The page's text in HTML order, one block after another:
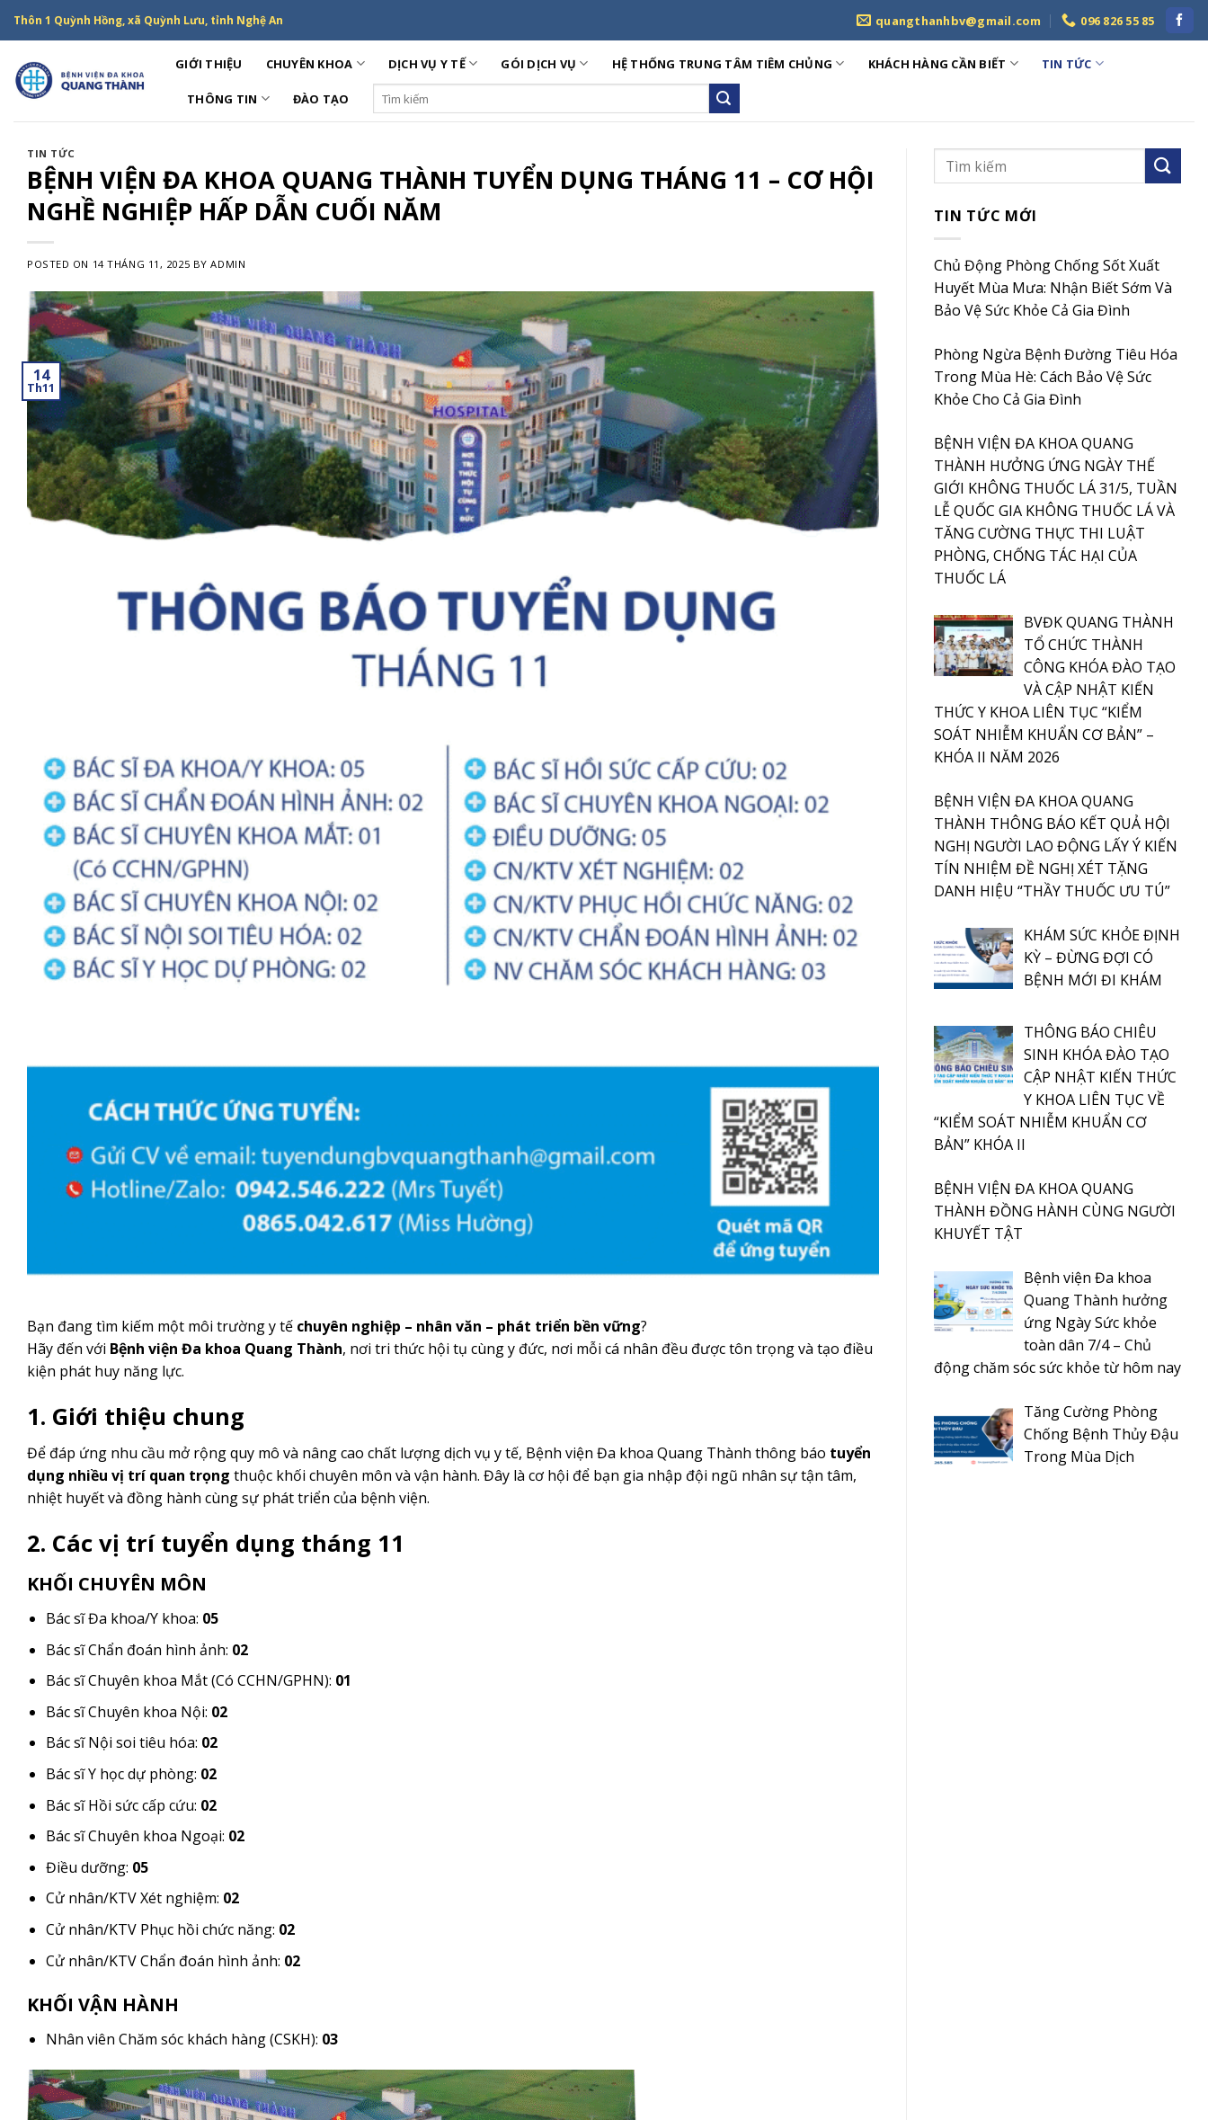
Thôn 1 Quỳnh Hồng, xã Quỳnh Lưu, tỉnh Nghệ An quangthanhbv@gmail.com 096 826 55 85
GIỚI THIỆU CHUYÊN KHOA DỊCH VỤ Y TẾ GÓI DỊCH VỤ HỆ THỐNG TRUNG TÂM TIÊM CHỦNG KHÁCH HÀNG CẦN BIẾT TIN TỨC
THÔNG TIN ĐÀO TẠO
Search
for:
TIN TỨC
BỆNH VIỆN ĐA KHOA QUANG THÀNH TUYỂN DỤNG THÁNG 11 – CƠ HỘI
NGHỀ NGHIỆP HẤP DẪN CUỐI NĂM
POSTED ON 14 THÁNG 11, 2025 BYADMIN
14
Th11
Bạn đang tìm kiếm một môi trường y tế chuyên nghiệp – nhân văn – phát triển bền vững?
Hãy đến với Bệnh viện Đa khoa Quang Thành, nơi tri thức hội tụ cùng y đức, nơi mỗi cá nhân đều được tôn trọng và tạo điều
kiện phát huy năng lực.
1. Giới thiệu chung
Để đáp ứng nhu cầu mở rộng quy mô và nâng cao chất lượng dịch vụ y tế, Bệnh viện Đa khoa Quang Thành thông báo tuyển
dụng nhiều vị trí quan trọng thuộc khối chuyên môn và vận hành. Đây là cơ hội để bạn gia nhập đội ngũ nhân sự tận tâm,
nhiệt huyết và đồng hành cùng sự phát triển của bệnh viện.
2. Các vị trí tuyển dụng tháng 11
KHỐI CHUYÊN MÔN
Bác sĩ Đa khoa/Y khoa: 05
Bác sĩ Chẩn đoán hình ảnh: 02
Bác sĩ Chuyên khoa Mắt (Có CCHN/GPHN): 01
Bác sĩ Chuyên khoa Nội: 02
Bác sĩ Nội soi tiêu hóa: 02
Bác sĩ Y học dự phòng: 02
Bác sĩ Hồi sức cấp cứu: 02
Bác sĩ Chuyên khoa Ngoại: 02
Điều dưỡng: 05
Cử nhân/KTV Xét nghiệm: 02
Cử nhân/KTV Phục hồi chức năng: 02
Cử nhân/KTV Chẩn đoán hình ảnh: 02
KHỐI VẬN HÀNH
Nhân viên Chăm sóc khách hàng (CSKH): 03
TIN TỨC MỚI
Chủ Động Phòng Chống Sốt Xuất
Huyết Mùa Mưa: Nhận Biết Sớm Và
Bảo Vệ Sức Khỏe Cả Gia Đình
Phòng Ngừa Bệnh Đường Tiêu Hóa
Trong Mùa Hè: Cách Bảo Vệ Sức
Khỏe Cho Cả Gia Đình
BỆNH VIỆN ĐA KHOA QUANG
THÀNH HƯỞNG ỨNG NGÀY THẾ
GIỚI KHÔNG THUỐC LÁ 31/5, TUẦN
LỄ QUỐC GIA KHÔNG THUỐC LÁ VÀ
TĂNG CƯỜNG THỰC THI LUẬT
PHÒNG, CHỐNG TÁC HẠI CỦA
THUỐC LÁ
BVĐK QUANG THÀNH
TỔ CHỨC THÀNH
CÔNG KHÓA ĐÀO TẠO
VÀ CẬP NHẬT KIẾN
THỨC Y KHOA LIÊN TỤC “KIỂM
SOÁT NHIỄM KHUẨN CƠ BẢN” –
KHÓA II NĂM 2026
BỆNH VIỆN ĐA KHOA QUANG
THÀNH THÔNG BÁO KẾT QUẢ HỘI
NGHỊ NGƯỜI LAO ĐỘNG LẤY Ý KIẾN
TÍN NHIỆM ĐỀ NGHỊ XÉT TẶNG
DANH HIỆU “THẦY THUỐC ƯU TÚ”
KHÁM SỨC KHỎE ĐỊNH
KỲ – ĐỪNG ĐỢI CÓ
BỆNH MỚI ĐI KHÁM
THÔNG BÁO CHIÊU
SINH KHÓA ĐÀO TẠO
CẬP NHẬT KIẾN THỨC
Y KHOA LIÊN TỤC VỀ
“KIỂM SOÁT NHIỄM KHUẨN CƠ
BẢN” KHÓA II
BỆNH VIỆN ĐA KHOA QUANG
THÀNH ĐỒNG HÀNH CÙNG NGƯỜI
KHUYẾT TẬT
Bệnh viện Đa khoa
Quang Thành hưởng
ứng Ngày Sức khỏe
toàn dân 7/4 – Chủ
động chăm sóc sức khỏe từ hôm nay
Tăng Cường Phòng
Chống Bệnh Thủy Đậu
Trong Mùa Dịch